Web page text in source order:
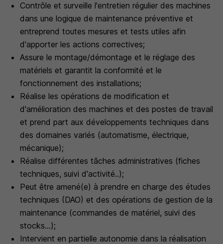
Contrôle et surveille l'entretien régulier des machines
dans une logique de maintenance préventive et
entreprend toutes mesures et tests utiles afin
d'apporter les actions correctives;
Assure le montage/démontage et le réglage des
matériels et garantit la conformité et le
fonctionnement des installations;
Réalise les opérations de modification et
d'amélioration des machines et des postes de travail
et prend part aux développements techniques dans
des domaines variés (automatisme, électrique,
mécanique);
Réalise différentes tâches administratives (fiches
techniques, suivi d'activité..);
Peut être amené(e) à prendre en charge des études
techniques (DAO) et des opérations de gestion de la
maintenance (commandes de matériel, suivi des
stocks...);
Intervient en partielle autonomie dans la réalisation